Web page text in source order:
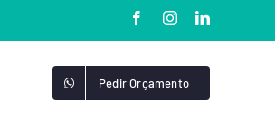
Pedir Orçamento